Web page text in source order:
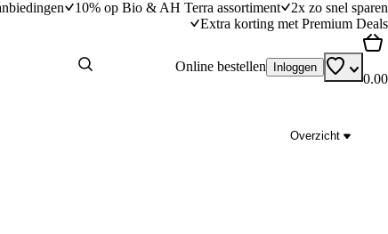
10% op Bio & AH Terra assortiment
2x zo snel sparen
Extra korting met Premium Deals
Online bestellen Inloggen
0.00
Overzicht